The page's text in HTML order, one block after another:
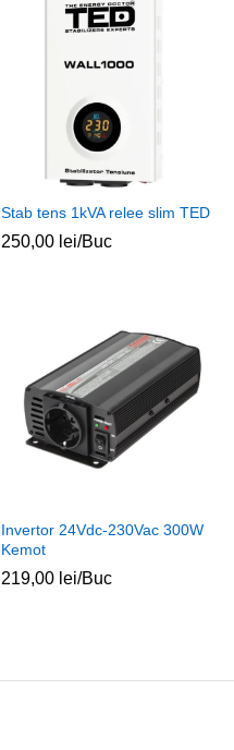
Stab tens 1kVA relee slim TED
250,00 lei/Buc
Invertor 24Vdc-230Vac 300W
Kemot
219,00 lei/Buc